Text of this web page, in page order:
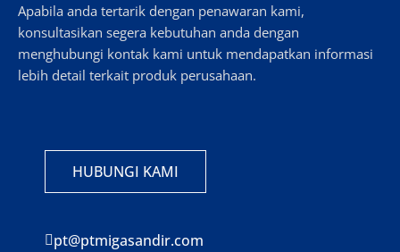
Apabila anda tertarik dengan penawaran kami,
konsultasikan segera kebutuhan anda dengan
menghubungi kontak kami untuk mendapatkan informasi
lebih detail terkait produk perusahaan.
HUBUNGI KAMI
pt@ptmigasandir.com